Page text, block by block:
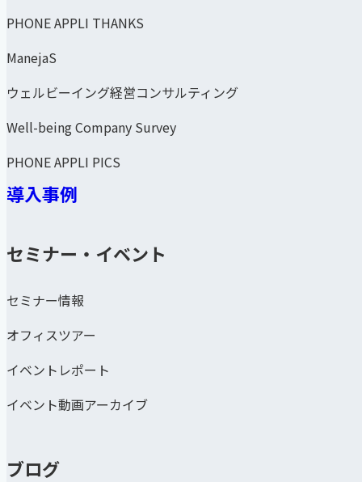
PHONE APPLI THANKS
ManejaS
ウェルビーイング経営コンサルティング
Well-being Company Survey
PHONE APPLI PICS
導入事例
セミナー・イベント
セミナー情報
オフィスツアー
イベントレポート
イベント動画アーカイブ
ブログ